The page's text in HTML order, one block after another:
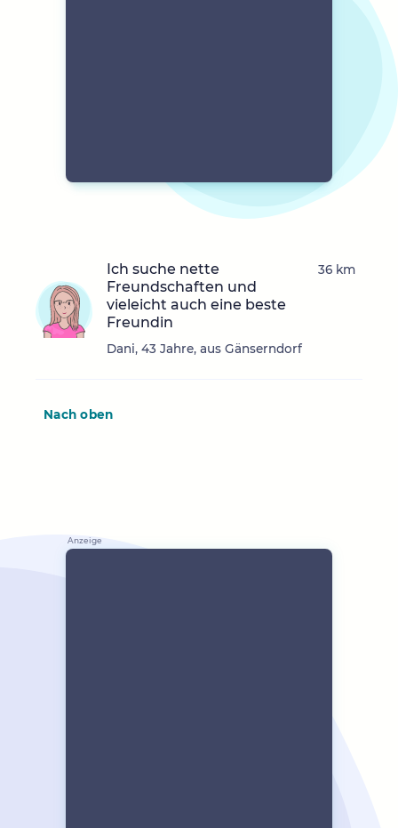
Ich suche nette
Freundschaften und
vieleicht auch eine beste
Freundin
Dani, 43 Jahre, aus Gänserndorf
36 km
Nach oben